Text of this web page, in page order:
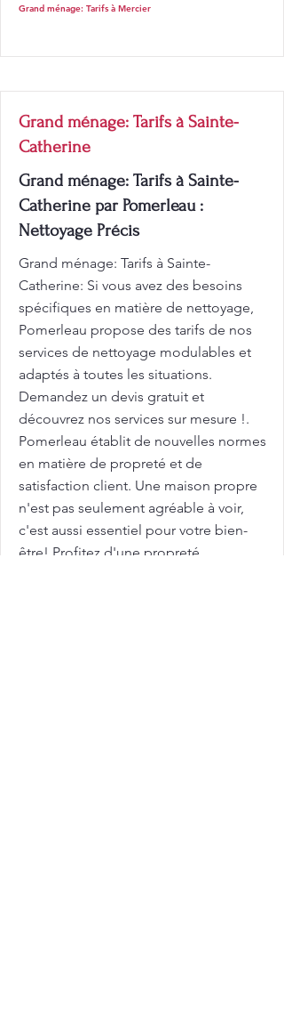
Grand ménage: Tarifs à Mercier
Grand ménage: Tarifs à Sainte-
Catherine
Grand ménage: Tarifs à Sainte-
Catherine par Pomerleau :
Nettoyage Précis
Grand ménage: Tarifs à Sainte-
Catherine: Si vous avez des besoins
spécifiques en matière de nettoyage,
Pomerleau propose des tarifs de nos
services de nettoyage modulables et
adaptés à toutes les situations.
Demandez un devis gratuit et
découvrez nos services sur mesure !.
Pomerleau établit de nouvelles normes
en matière de propreté et de
satisfaction client. Une maison propre
n'est pas seulement agréable à voir,
c'est aussi essentiel pour votre bien-
être! Profitez d'une propreté